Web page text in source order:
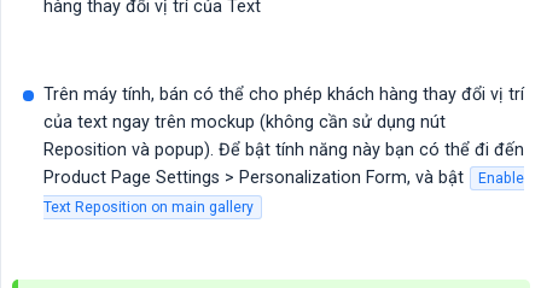
hàng thay đổi vị trí của Text
Trên máy tính, bán có thể cho phép khách hàng thay đổi vị trí
của text ngay trên mockup (không cần sử dụng nút
Reposition và popup). Để bật tính năng này bạn có thể đi đến
Product Page Settings > Personalization Form, và bật
Enable
Text Reposition on main gallery